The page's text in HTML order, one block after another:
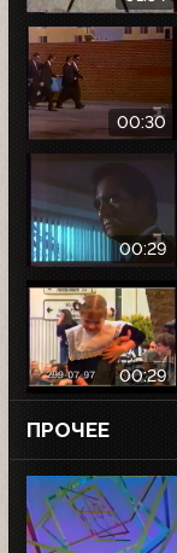
00:30
00:29
00:29
ПРОЧЕЕ